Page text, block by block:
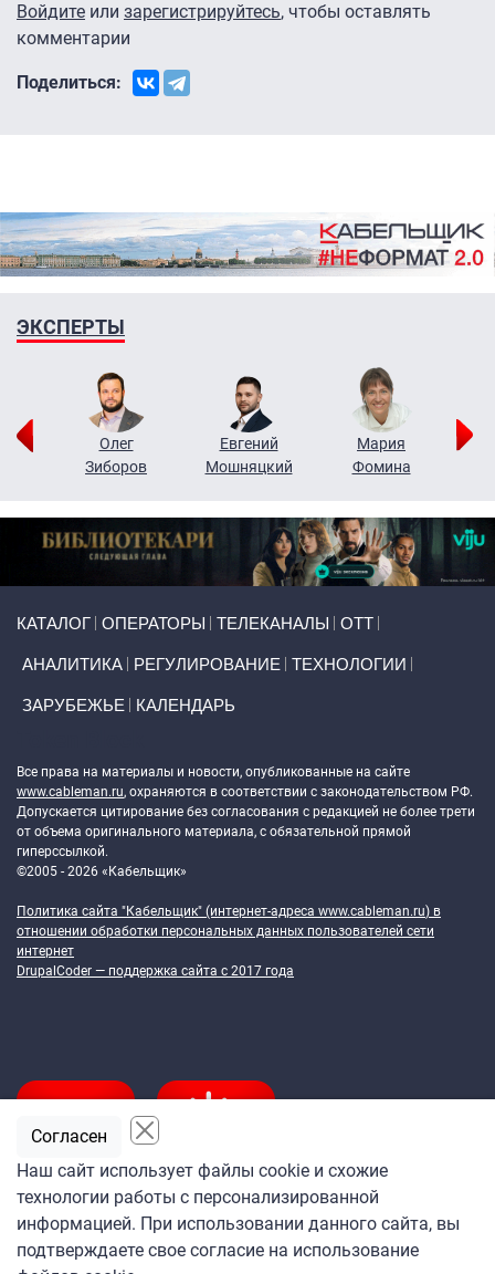
Войдите или зарегистрируйтесь, чтобы оставлять
комментарии
Поделиться:
ЭКСПЕРТЫ
Олег
Зиборов
Евгений
Мошняцкий
Мария
Фомина
КАТАЛОГ ОПЕРАТОРЫ ТЕЛЕКАНАЛЫ ОТТ
АНАЛИТИКА РЕГУЛИРОВАНИЕ ТЕХНОЛОГИИ
ЗАРУБЕЖЬЕ КАЛЕНДАРЬ
Все права на материалы и новости, опубликованные на сайте
www.cableman.ru, охраняются в соответствии с законодательством РФ.
Допускается цитирование без согласования с редакцией не более трети
от объема оригинального материала, с обязательной прямой
гиперссылкой.
©2005 - 2026 «Кабельщик»
Политика сайта "Кабельщик" (интернет-адреса www.cableman.ru) в
отношении обработки персональных данных пользователей сети
интернет
DrupalCoder — поддержка сайта c 2017 года
Подпишитесь
на ежедневную рассылку
«Кабельщика»
Наш сайт использует файлы cookie и схожие
технологии работы с персонализированной
информацией. При использовании данного сайта, вы
подтверждаете свое согласие на использование
Согласен